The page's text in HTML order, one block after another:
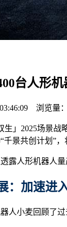
台人形
浏览量：
生」2025场景
景共创计划”
露人形机器人
：加速进
人小麦回顾了过